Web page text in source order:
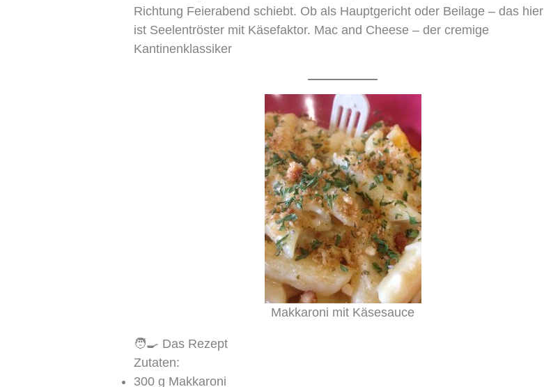
Richtung Feierabend schiebt. Ob als Hauptgericht oder Beilage – das hier
ist Seelentröster mit Käsefaktor. Mac and Cheese – der cremige
Kantinenklassiker
Makkaroni mit Käsesauce
🧑‍🍳 Das Rezept
Zutaten:
300 g Makkaroni